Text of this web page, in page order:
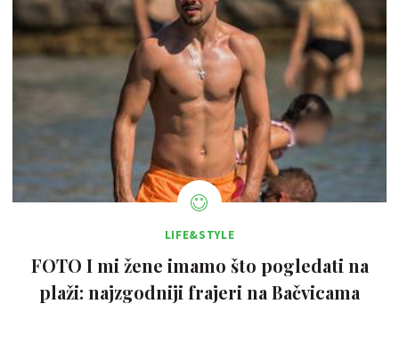
LIFE&STYLE
FOTO I mi žene imamo što pogledati na
plaži: najzgodniji frajeri na Bačvicama